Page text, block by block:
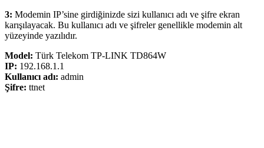
3: Modemin IP’sine girdiğinizde sizi kullanıcı adı ve şifre ekran
karışılayacak. Bu kullanıcı adı ve şifreler genellikle modemin alt
yüzeyinde yazılıdır.
Model: Türk Telekom TP-LINK TD864W
IP: 192.168.1.1
Kullanıcı adı: admin
Şifre: ttnet